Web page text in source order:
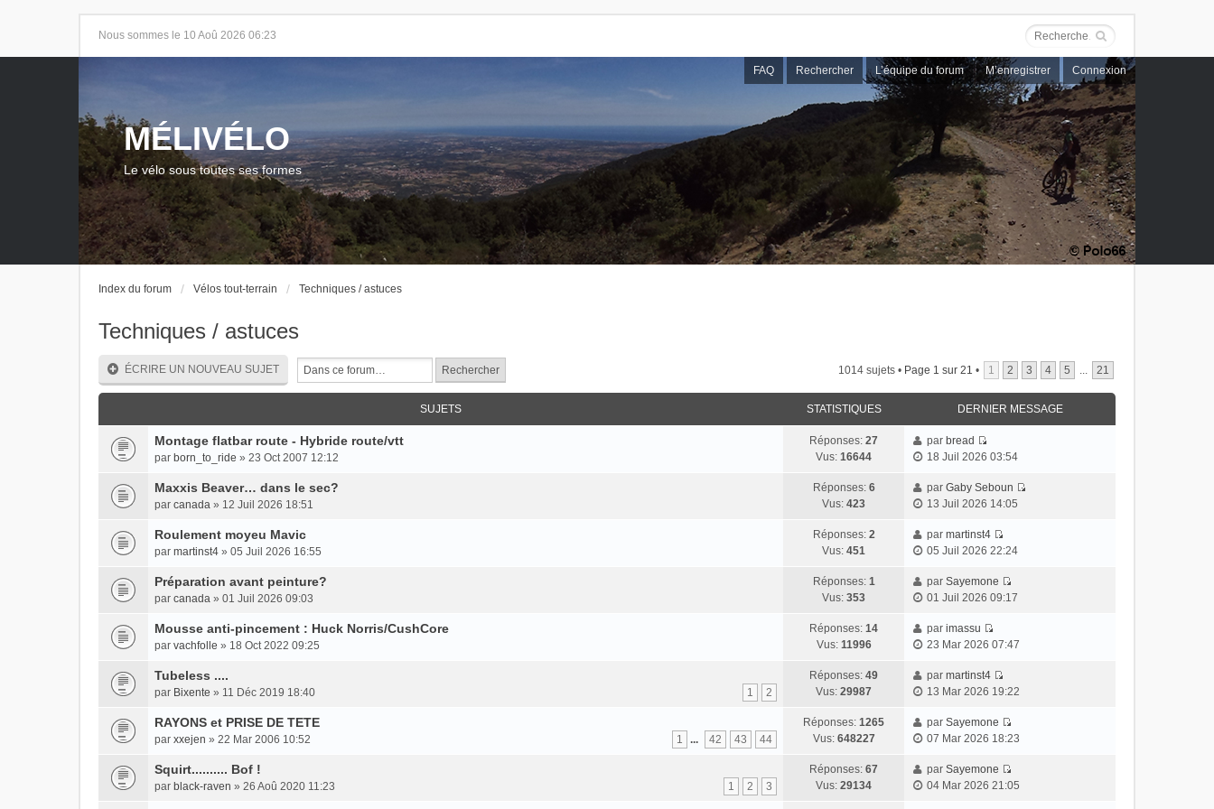
Nous sommes le 10 Aoû 2026 06:23
FAQ Rechercher L’équipe du forum M’enregistrer Connexion
MÉLIVÉLO
Le vélo sous toutes ses formes
Index du forum Vélos tout-terrain Techniques / astuces
Techniques / astuces
ÉCRIRE UN NOUVEAU SUJET 1014 sujets • Page 1 sur 21 • 1 2 3 4 5 ... 21
SUJETS STATISTIQUES DERNIER MESSAGE
Montage flatbar route - Hybride route/vtt
par born_to_ride » 23 Oct 2007 12:12
Réponses: 27
Vus: 16644
par bread
18 Juil 2026 03:54
Maxxis Beaver… dans le sec?
par canada » 12 Juil 2026 18:51
Réponses: 6
Vus: 423
parGaby Seboun
13 Juil 2026 14:05
Roulement moyeu Mavic
par martinst4 » 05 Juil 2026 16:55
Réponses: 2
Vus: 451
parmartinst4
05 Juil 2026 22:24
Préparation avant peinture?
par canada » 01 Juil 2026 09:03
Réponses: 1
Vus: 353
parSayemone
01 Juil 2026 09:17
Mousse anti-pincement : Huck Norris/CushCore
par vachfolle » 18 Oct 2022 09:25
Réponses: 14
Vus: 11996
parimassu
23 Mar 2026 07:47
Tubeless ....
1 2
par Bixente » 11 Déc 2019 18:40
Réponses: 49
Vus: 29987
parmartinst4
13 Mar 2026 19:22
RAYONS et PRISE DE TETE
1 ... 42 43 44
par xxejen » 22 Mar 2006 10:52
Réponses: 1265
Vus: 648227
parSayemone
07 Mar 2026 18:23
Squirt.......... Bof !
1 2 3
par black-raven » 26 Aoû 2020 11:23
Réponses: 67
Vus: 29134
parSayemone
04 Mar 2026 21:05